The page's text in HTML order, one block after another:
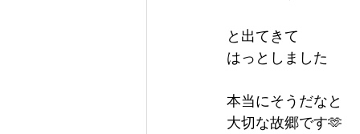
と出てきて
はっとしました
本当にそうだなと
大切な故郷です🫶